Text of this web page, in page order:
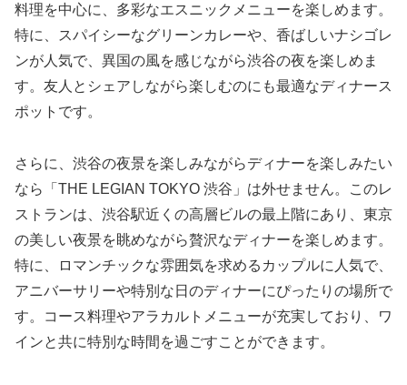
料理を中心に、多彩なエスニックメニューを楽しめます。
特に、スパイシーなグリーンカレーや、香ばしいナシゴレ
ンが人気で、異国の風を感じながら渋谷の夜を楽しめま
す。友人とシェアしながら楽しむのにも最適なディナース
ポットです。
さらに、渋谷の夜景を楽しみながらディナーを楽しみたい
なら「THE LEGIAN TOKYO 渋谷」は外せません。このレ
ストランは、渋谷駅近くの高層ビルの最上階にあり、東京
の美しい夜景を眺めながら贅沢なディナーを楽しめます。
特に、ロマンチックな雰囲気を求めるカップルに人気で、
アニバーサリーや特別な日のディナーにぴったりの場所で
す。コース料理やアラカルトメニューが充実しており、ワ
インと共に特別な時間を過ごすことができます。